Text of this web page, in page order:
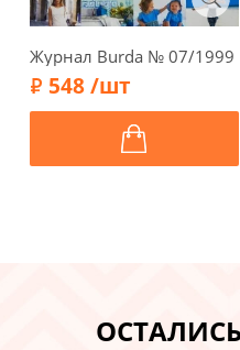
Журнал Burda № 07/1999
548 /шт